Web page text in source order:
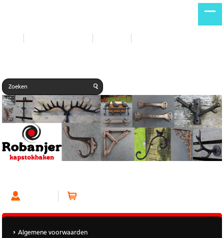
Algemene voorwaarden